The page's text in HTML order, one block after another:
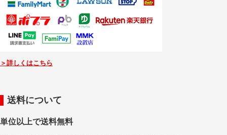
＞詳しくはこちら
送料について
単位以上で送料無料